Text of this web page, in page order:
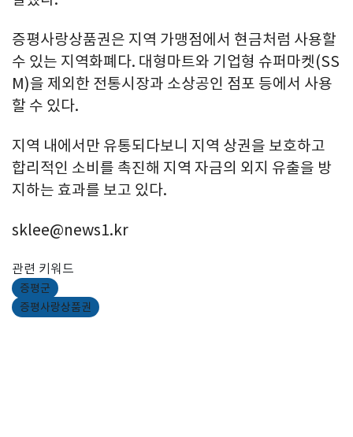
증평사랑상품권은 지역 가맹점에서 현금처럼 사용할
수 있는 지역화폐다. 대형마트와 기업형 슈퍼마켓(SS
M)을 제외한 전통시장과 소상공인 점포 등에서 사용
할 수 있다.
지역 내에서만 유통되다보니 지역 상권을 보호하고
합리적인 소비를 촉진해 지역 자금의 외지 유출을 방
지하는 효과를 보고 있다.
sklee@news1.kr
관련 키워드
증평군
증평사랑상품권